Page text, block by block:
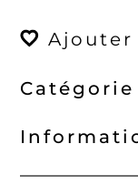
Catégorie